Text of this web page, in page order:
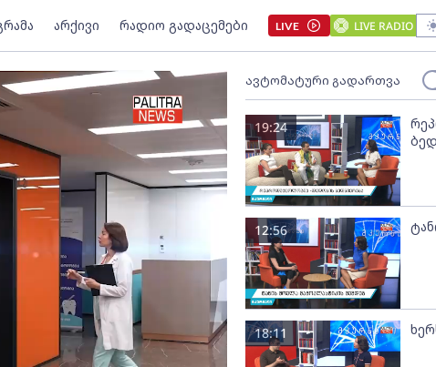
არქივი რადიო გადაცემები LIVE LIVE RADIO
ავტომატური გადართვა
19:24
12:56
18:11